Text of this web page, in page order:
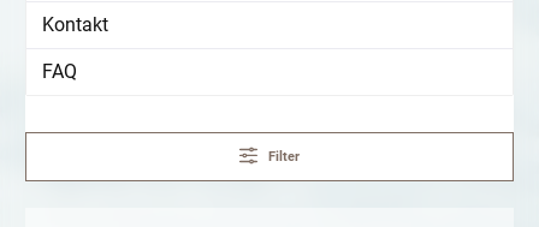
Kontakt
FAQ
Filter